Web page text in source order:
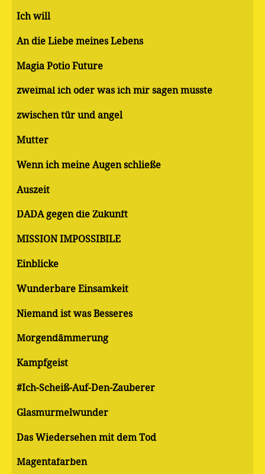
Ich will
An die Liebe meines Lebens
Magia Potio Future
zweimal ich oder was ich mir sagen musste
zwischen tür und angel
Mutter
Wenn ich meine Augen schließe
Auszeit
DADA gegen die Zukunft
MISSION IMPOSSIBILE
Einblicke
Wunderbare Einsamkeit
Niemand ist was Besseres
Morgendämmerung
Kampfgeist
#Ich-Scheiß-Auf-Den-Zauberer
Glasmurmelwunder
Das Wiedersehen mit dem Tod
Magentafarben